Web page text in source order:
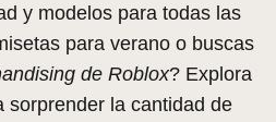
y modelos para todas las
para verano o buscas
de Roblox? Explora
sorprender la cantidad de